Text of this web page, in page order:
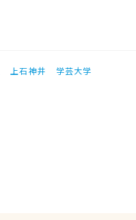
上石神井
学芸大学